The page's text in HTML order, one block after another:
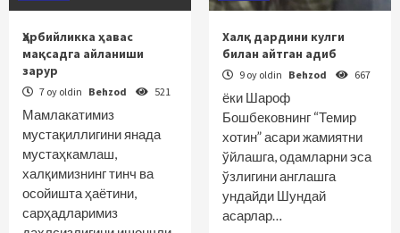
Ҳарбийликка ҳавас
мақсадга айланиши
зарур
7 oy oldin Behzod 521
Мамлакатимиз
мустақиллигини янада
мустаҳкамлаш,
халқимизнинг тинч ва
осойишта ҳаётини,
сарҳадларимиз
Халқ дардини кулги
билан айтган адиб
9 oy oldin Behzod 667
ёки Шароф
Бошбековнинг “Темир
хотин” асари жамиятни
ўйлашга, одамларни эса
ўзлигини англашга
ундайди Шундай
асарлар…